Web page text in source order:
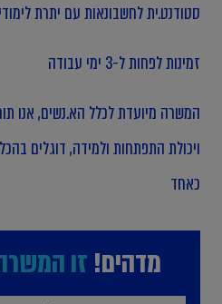
סטודנט.ית לחשבונאות עם יתרת
זמינות לפחות ל-3 ימי עבודה
המשרה מיועדת לכלל הא.נשים, אנו
ויכולת התפתחות ולמידה, דוגלים
כאחד
מדהים! זו